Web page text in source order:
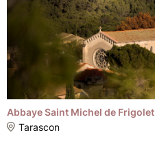
Abbaye Saint Michel de Frigolet
Tarascon